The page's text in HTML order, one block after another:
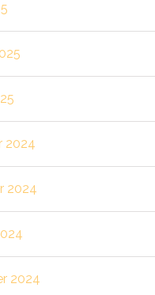
2024
2024
2024